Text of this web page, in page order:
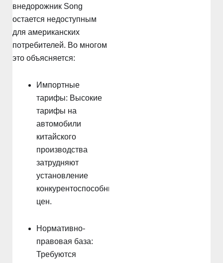
внедорожник Song
остается недоступным
для американских
потребителей. Во многом
это объясняется:
Импортные
тарифы: Высокие
тарифы на
автомобили
китайского
производства
затрудняют
установление
конкурентоспособных
цен.
Нормативно-
правовая база:
Требуются